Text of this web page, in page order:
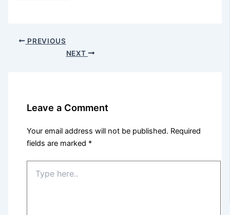
PREVIOUS
NEXT
Leave a Comment
Your email address will not be published. Required
fields are marked *
here..